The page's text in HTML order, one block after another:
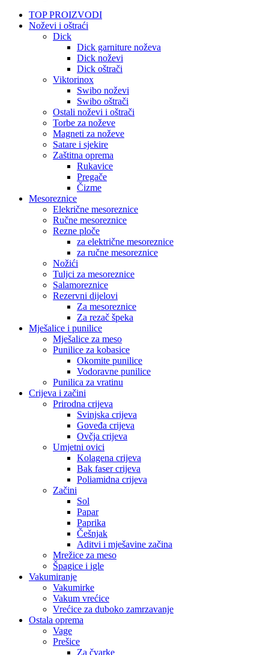
TOP PROIZVODI
Noževi i oštraći
Dick
Dick garniture noževa
Dick noževi
Dick oštrači
Viktorinox
Swibo noževi
Swibo oštrači
Ostali noževi i oštrači
Torbe za noževe
Magneti za noževe
Satare i sjekire
Zaštitna oprema
Rukavice
Pregače
Čizme
Mesoreznice
Elekrične mesoreznice
Ručne mesoreznice
Rezne ploče
za električne mesoreznice
za ručne mesoreznice
Nožići
Tuljci za mesoreznice
Salamoreznice
Rezervni dijelovi
Za mesoreznice
Za rezač špeka
Mješalice i punilice
Mješalice za meso
Punilice za kobasice
Okomite punilice
Vodoravne punilice
Punilica za vratinu
Crijeva i začini
Prirodna crijeva
Svinjska crijeva
Goveđa crijeva
Ovčja crijeva
Umjetni ovici
Kolagena crijeva
Bak faser crijeva
Poliamidna crijeva
Začini
Sol
Papar
Paprika
Češnjak
Aditvi i mješavine začina
Mrežice za meso
Špagice i igle
Vakumiranje
Vakumirke
Vakum vrećice
Vrećice za duboko zamrzavanje
Ostala oprema
Vage
Prešice
Za čvarke